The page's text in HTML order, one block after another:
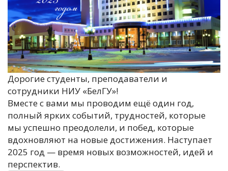
Дорогие студенты, преподаватели и
сотрудники НИУ «БелГУ»!
Вместе с вами мы проводим ещё один год,
полный ярких событий, трудностей, которые
мы успешно преодолели, и побед, которые
вдохновляют на новые достижения. Наступает
2025 год — время новых возможностей, идей и
перспектив.